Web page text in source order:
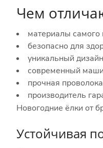
Чем
материалы самого
безопасно для
уникальный
современный
прочная
производитель
Новогодние ёлки от
Устойчивая